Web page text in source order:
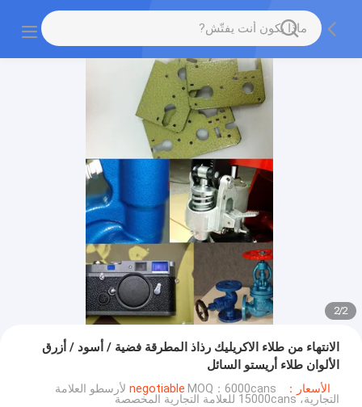
2
/
2
الانتهاء من طلاء الاكريليك رذاذ المطرقة فضية / أسود / أزرق
الألوان طلاء أريستو السائل
الأسعار：negotiable MOQ：6000cans لأرسطو العلامة
التجارية، 15000cans للعلامة التجارية المخصصة